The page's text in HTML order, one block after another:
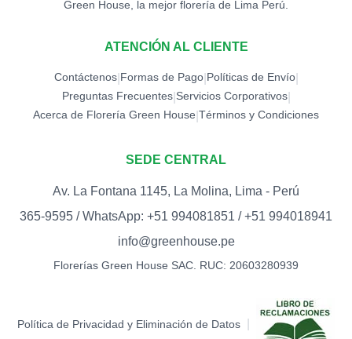
Green House, la mejor florería de Lima Perú.
ATENCIÓN AL CLIENTE
Contáctenos| Formas de Pago| Políticas de Envío|
Preguntas Frecuentes| Servicios Corporativos|
Acerca de Florería Green House Términos y Condiciones
SEDE CENTRAL
Av. La Fontana 1145, La Molina, Lima - Perú
365-9595 / WhatsApp: +51 994081851 / +51 994018941
info@greenhouse.pe
Florerías Green House SAC. RUC: 20603280939
Política de Privacidad y Eliminación de Datos